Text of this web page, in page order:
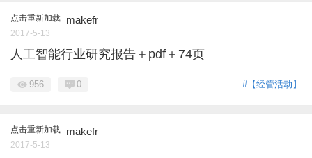
点击重新加载 makefr
2017-5-13
人工智能行业研究报告＋pdf＋74页
#【经管活动】
956 0
点击重新加载 makefr
2017-5-13